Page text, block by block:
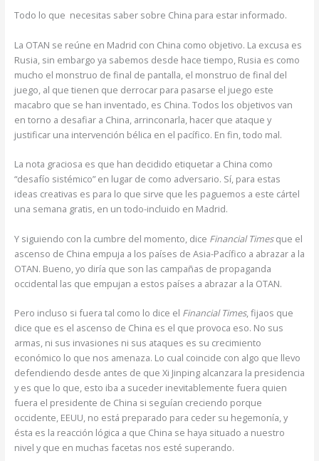
Todo lo que necesitas saber sobre China para estar informado.
La OTAN se reúne en Madrid con China como objetivo. La excusa es
Rusia, sin embargo ya sabemos desde hace tiempo, Rusia es como
mucho el monstruo de final de pantalla, el monstruo de final del
juego, al que tienen que derrocar para pasarse el juego este
macabro que se han inventado, es China. Todos los objetivos van
en torno a desafiar a China, arrinconarla, hacer que ataque y
justificar una intervención bélica en el pacífico. En fin, todo mal.
La nota graciosa es que han decidido etiquetar a China como
“desafío sistémico” en lugar de como adversario. Sí, para estas
ideas creativas es para lo que sirve que les paguemos a este cártel
una semana gratis, en un todo-incluido en Madrid.
Y siguiendo con la cumbre del momento, dice Financial Timesque el
ascenso de China empuja a los países de Asia-Pacífico a abrazar a la
OTAN. Bueno, yo diría que son las campañas de propaganda
occidental las que empujan a estos países a abrazar a la OTAN.
Pero incluso si fuera tal como lo dice el Financial Times, fijaos que
dice que es el ascenso de China es el que provoca eso. No sus
armas, ni sus invasiones ni sus ataques es su crecimiento
económico lo que nos amenaza. Lo cual coincide con algo que llevo
defendiendo desde antes de que Xi Jinping alcanzara la presidencia
y es que lo que, esto iba a suceder inevitablemente fuera quien
fuera el presidente de China si seguían creciendo porque
occidente, EEUU, no está preparado para ceder su hegemonía, y
ésta es la reacción lógica a que China se haya situado a nuestro
nivel y que en muchas facetas nos esté superando.